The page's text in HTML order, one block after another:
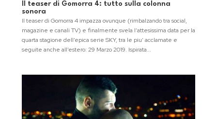
Il teaser di Gomorra 4: tutto sulla colonna
sonora
Il teaser di Gomorra 4 impazza ovunque (rimbalzando tra social,
magazine e canali TV) e finalmente svela l’attesissima data per la
quarta stagione dell’epica serie SKY, tra le piu’ acclamate e
seguite anche all’estero: 29 Marzo 2019. Ispirata...